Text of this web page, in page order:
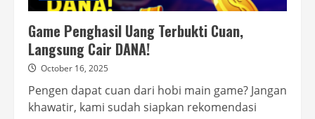
Game Penghasil Uang Terbukti Cuan,
Langsung Cair DANA!
October 16, 2025
Pengen dapat cuan dari hobi main game? Jangan
khawatir, kami sudah siapkan rekomendasi